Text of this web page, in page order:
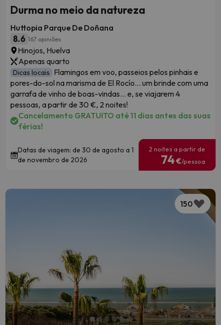
Durma no meio da natureza
Huttopia Parque De Doñana
8.6 167 opiniões
Hinojos, Huelva
Apenas quarto
Dicas locais Flamingos em voo, passeios pelos pinhais e
pores-do-sol na marisma de El Rocío… um brinde com uma
garrafa de vinho de boas-vindas… e, se viajarem 4
pessoas, a partir de 30 €, 2 noites!
Cancelamento GRATUITO até 11 dias antes das suas
férias!
Datas de viagem: de 30 de agosto a 1
de novembro de 2026
2 noites a partir de
74€/pessoa
150